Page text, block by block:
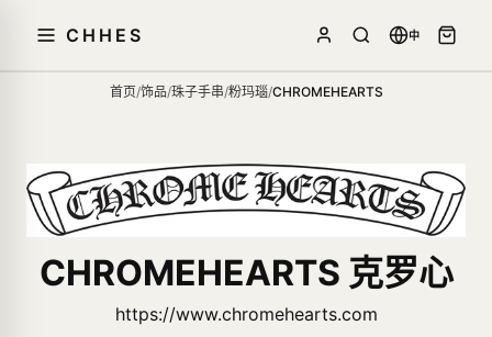
CHHES 中
首页/饰品/珠子手串/粉玛瑙/CHROMEHEARTS
CHROMEHEARTS 克罗心
https://www.chromehearts.com